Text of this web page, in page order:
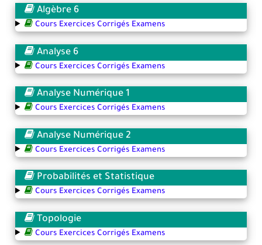
Algèbre 6
Cours Exercices Corrigés Examens
Analyse 6
Cours Exercices Corrigés Examens
Analyse Numérique 1
Cours Exercices Corrigés Examens
Analyse Numérique 2
Cours Exercices Corrigés Examens
Probabilités et Statistique
Cours Exercices Corrigés Examens
Topologie
Cours Exercices Corrigés Examens